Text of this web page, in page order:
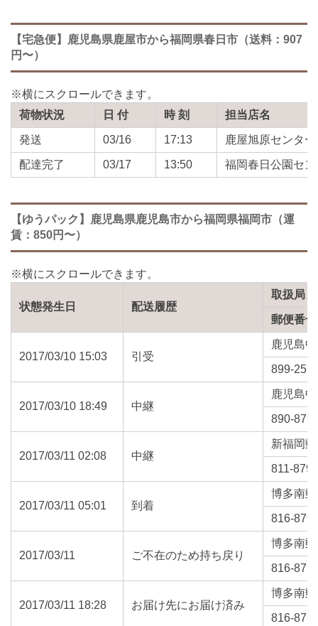
【宅急便】鹿児島県鹿屋市から福岡県春日市（送料：907
円〜）
荷物状況 日 付 時 刻 担当店名
発送 03/16 17:13 鹿屋旭原センター
配達完了 03/17 13:50 福岡春日公園セ
【ゆうパック】鹿児島県鹿児島市から福岡県福岡市（運
賃：850円〜）
状態発生日 配送履歴
取扱局
郵便番号
2017/03/10 15:03 引受
鹿児島
899-
2017/03/10 18:49 中継
鹿児島
890-
2017/03/11 02:08 中継
新福岡
811-
2017/03/11 05:01 到着
博多南
816-
2017/03/11 ご不在のため持ち戻り
博多南
816-
2017/03/11 18:28 お届け先にお届け済み
博多南
816-